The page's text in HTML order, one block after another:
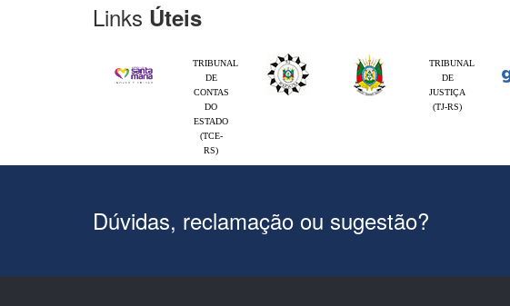
Links Úteis
TRIBUNAL
DE
CONTAS
DO
ESTADO
(TCE-
RS)
TRIBUNAL
DE
JUSTIÇA
(TJ-RS)
Dúvidas, reclamação ou sugestão?